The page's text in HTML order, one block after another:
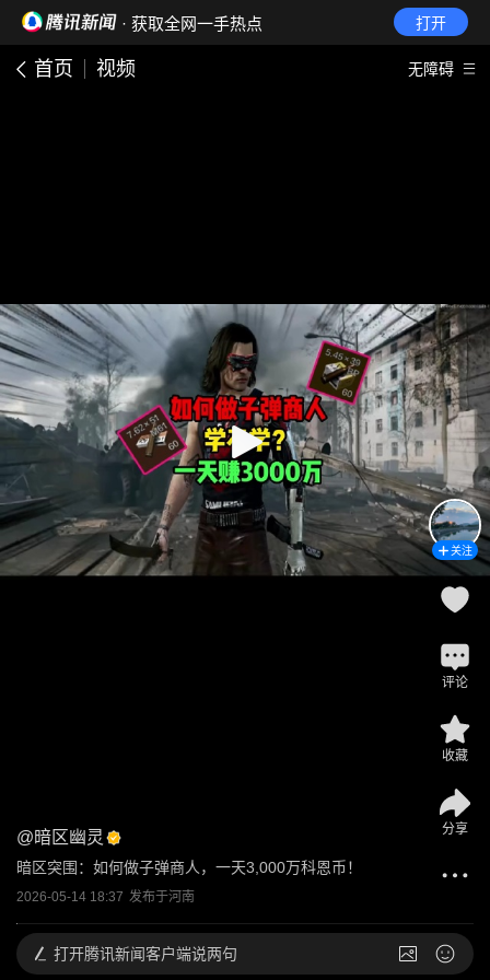
· 获取全网一手热点 打开
首页 视频 无障碍
@暗区幽灵
暗区突围：如何做子弹商人，一天3,000万科恩币！
2026-05-14 18:37 发布于河南
关注
评论
收藏
分享
打开腾讯新闻客户端说两句